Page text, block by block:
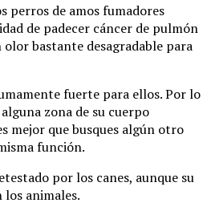
perros de amos fumadores
de padecer cáncer de pulmón
olor bastante desagradable para
fuerte para ellos. Por lo
zona de su cuerpo
mejor que busques algún otro
función.
por los canes, aunque su
animales.